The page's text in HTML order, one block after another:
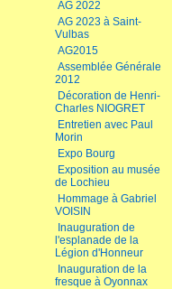
AG 2022
AG 2023 à Saint-
Vulbas
AG2015
Assemblée Générale
2012
Décoration de Henri-
Charles NIOGRET
Entretien avec Paul
Morin
Expo Bourg
Exposition au musée
de Lochieu
Hommage à Gabriel
VOISIN
Inauguration de
l'esplanade de la
Légion d'Honneur
Inauguration de la
fresque à Oyonnax